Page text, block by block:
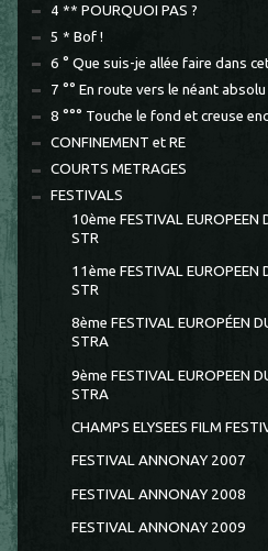
4 ** POURQUOI PAS ?
5 * Bof !
6 ° Que suis-je allée faire dans
7 °° En route vers le néant absolu
8 °°° Touche le fond et creuse
CONFINEMENT et RE
COURTS METRAGES
FESTIVALS
10ème FESTIVAL EUROPEEN
STR
11ème FESTIVAL EUROPEEN
STR
8ème FESTIVAL EUROPÉEN
STRA
9ème FESTIVAL EUROPEEN
STRA
CHAMPS ELYSEES FILM
FESTIVAL ANNONAY 2007
FESTIVAL ANNONAY 2008
FESTIVAL ANNONAY 2009